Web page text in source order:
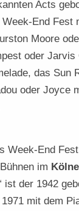
Acts
End Fest
Moore
oder Jarvis
das Sun
oder Joyce
Week-End
im
ist der 1942
mit dem